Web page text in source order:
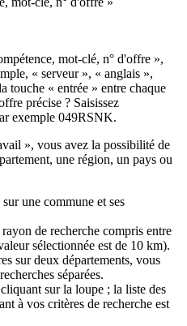
mot-clé, n° d'offre »,
« serveur », « anglais »,
touche « entrée » entre chaque
précise ? Saisissez
exemple 049RSNK.
», vous avez la possibilité de
une région, un pays ou
une commune et ses
de recherche compris entre
sélectionnée est de 10 km).
sur deux départements, vous
séparées.
sur la loupe ; la liste des
à vos critères de recherche est